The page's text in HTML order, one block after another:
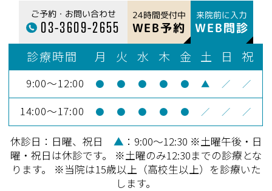
ご予約・お問い合わせ
03-3609-2655
24時間受付中
WEB予約
来院前に入力
WEB問診
診療時間 月 火 水 木 金 土 日 祝
9:00～12:00 ● ● ● ● ● ▲ ／ ／
14:00～17:00 ● ● ● ● ● ／ ／ ／
休診日：日曜、祝日 ▲ ：9:00～12:30 ※土曜午後・日
曜・祝日は休診です。 ※土曜のみ12:30までの診療とな
ります。 ※当院は15歳以上（高校生以上）を診療いた
します。